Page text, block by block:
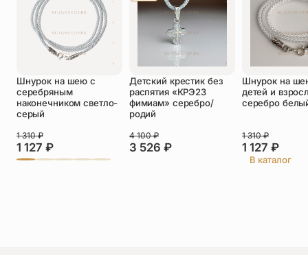
Оставить отзыв
Подтверждаю свое согласие с
политикой конфиденциальностии даю
согласие на обработку персональных
данных
Пока нет отзывов. Будьте первым!
Шнурок на шею с
серебряным
наконечником светло-
серый
1 127 ₽
1 310₽
Детский крестик без
распятия «КРЭ23
фимиам» серебро/
родий
3 526 ₽
4 100₽
Шнурок на
детей и
серебро
1 127 ₽
1 310₽
В каталог